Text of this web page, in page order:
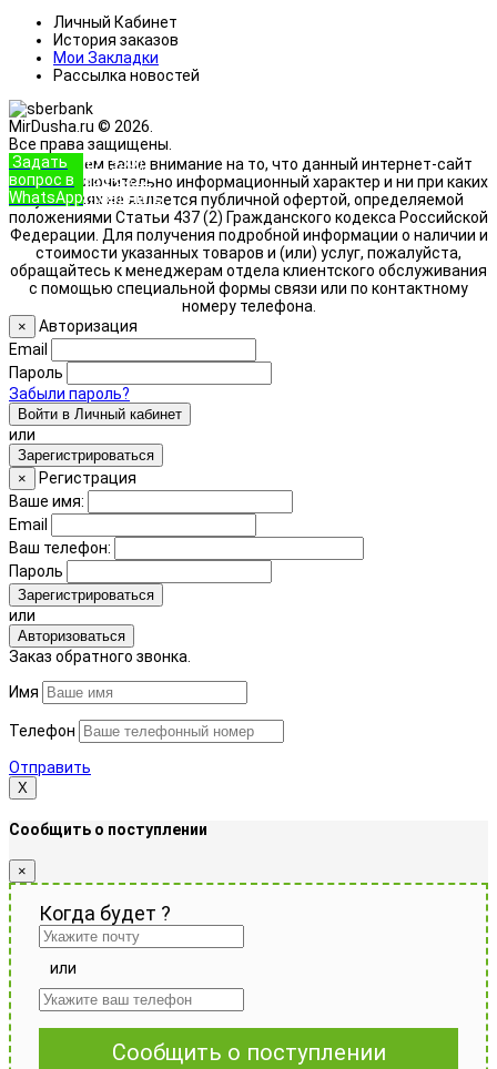
Личный Кабинет
История заказов
Мои Закладки
Рассылка новостей
MirDusha.ru © 2026.
Все права защищены.
Обращаем ваше внимание на то, что данный интернет-сайт
носит исключительно информационный характер и ни при каких
условиях не является публичной офертой, определяемой
положениями Статьи 437 (2) Гражданского кодекса Российской
Федерации. Для получения подробной информации о наличии и
стоимости указанных товаров и (или) услуг, пожалуйста,
обращайтесь к менеджерам отдела клиентского обслуживания
с помощью специальной формы связи или по контактному
номеру телефона.
Задать
вопрос в
WhatsApp
+7 (933)
888-8322
Позвонить
×
Авторизация
Email
Пароль
Забыли пароль?
Войти в Личный кабинет
или
Зарегистрироваться
×
Регистрация
Ваше имя:
Email
Ваш телефон:
Пароль
Зарегистрироваться
или
Авторизоваться
Заказ обратного звонка.
Имя
Телефон
Отправить
Х
Сообщить о поступлении
×
Когда будет ?
или
Сообщить о поступлении